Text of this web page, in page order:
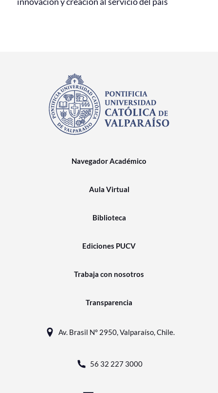
Navegador Académico
Aula Virtual
Biblioteca
Ediciones PUCV
Trabaja con nosotros
Transparencia
Av. Brasil N° 2950, Valparaíso, Chile.
56 32 227 3000